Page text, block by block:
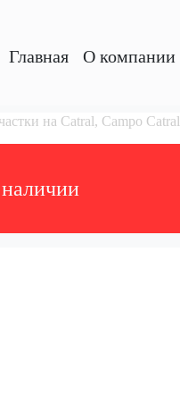
Главная O компании
на Catral, Campo Catral